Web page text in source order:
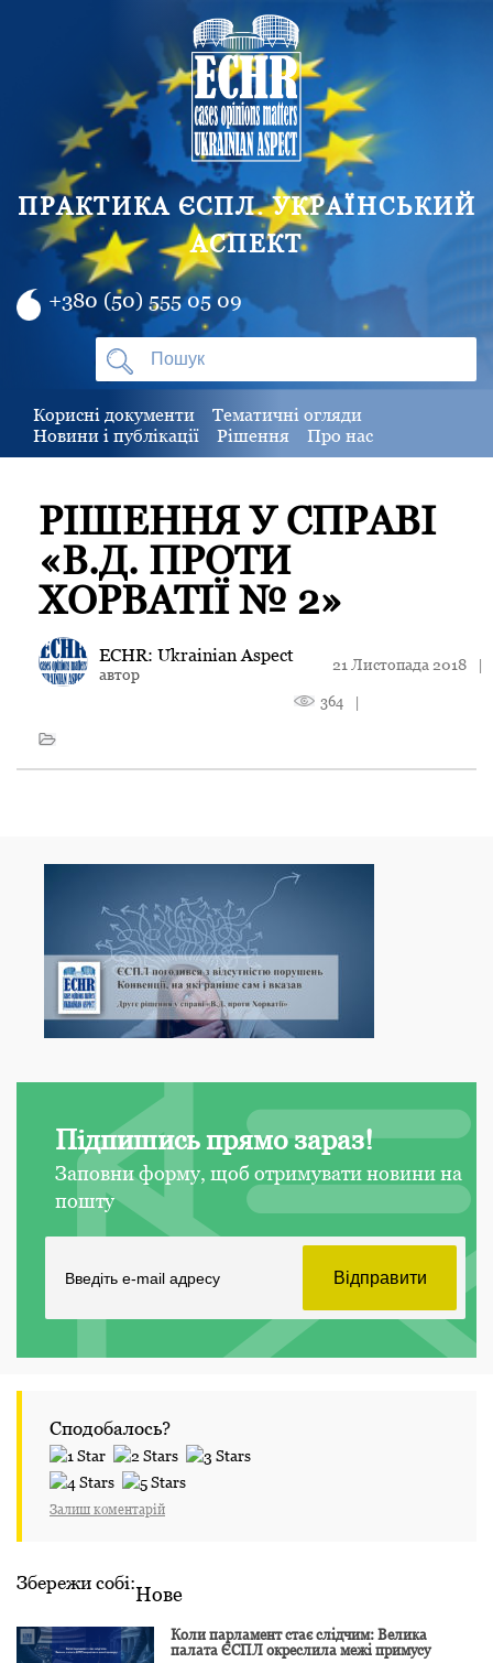
ПРАКТИКА ЄСПЛ. УКРАЇНСЬКИЙ
АСПЕКТ
+380 (50) 555 05 09
Корисні документи
Тематичні огляди
Новини і публікації
Рішення Про нас
РІШЕННЯ У СПРАВІ
«В.Д. ПРОТИ
ХОРВАТІЇ № 2»
ECHR: Ukrainian Aspect
автор
21 Листопада 2018 |
364 |
Підпишись прямо зараз!
Заповни форму, щоб отримувати новини на
пошту
Сподобалось?
Залиш коментарій
Збережи собі:Нове
Коли парламент стає слідчим: Велика
палата ЄСПЛ окреслила межі примусу